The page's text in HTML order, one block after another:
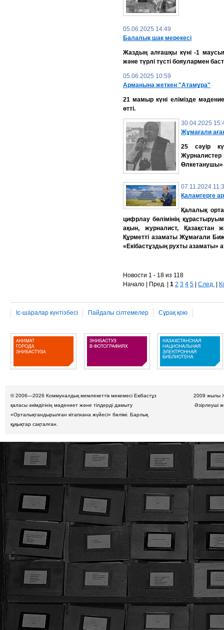
05.06.2025 14:49
Балалық шақ мерекесі
Жаздың алғашқы күні -1
және түрлі түсті бояулармен
05.06.2025 10:59
Арманына жеткен "Атамұра"
21 мамыр күні елімізде
өтті.
30.04.2025
Жұмағали
25 сәуір
Журналистер
Өлкетанушы»
07.11.2024
Қаламгерге
Қалалық
цифрлау бөлімінің
ақын, журналист, Қазақстан
Құрметті азаматы Жұмағали
«Екібастұздың рухты азаматы»
Новости 1 - 18 из 118
Начало | Пред. | 1 2 3 4 5 След.
Іс-шаралар күнтізбесі Пайдалы сілтемелер Сұрақ қою
© 2006—2026 Коммуналдық мемлекеттік мекемесі Екібастұз
қаласы әкімдігінің мәдениет және тілдерді дамыту
«Орталықтандырылған кітапхана жүйесі» бөлімі. Барлық
құқықтар сақталған.
2009 жылы
Әзірлеуші